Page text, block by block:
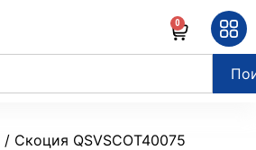
0
/ Скоция QSVSCOT40075